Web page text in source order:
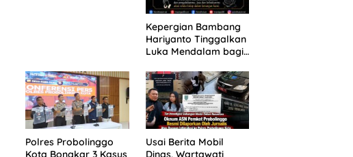
Kepergian Bambang
Hariyanto Tinggalkan
Luka Mendalam bagi
Patrolihukum.net
Polres Probolinggo
Kota Bongkar 3 Kasus
Usai Berita Mobil
Dinas, Wartawati